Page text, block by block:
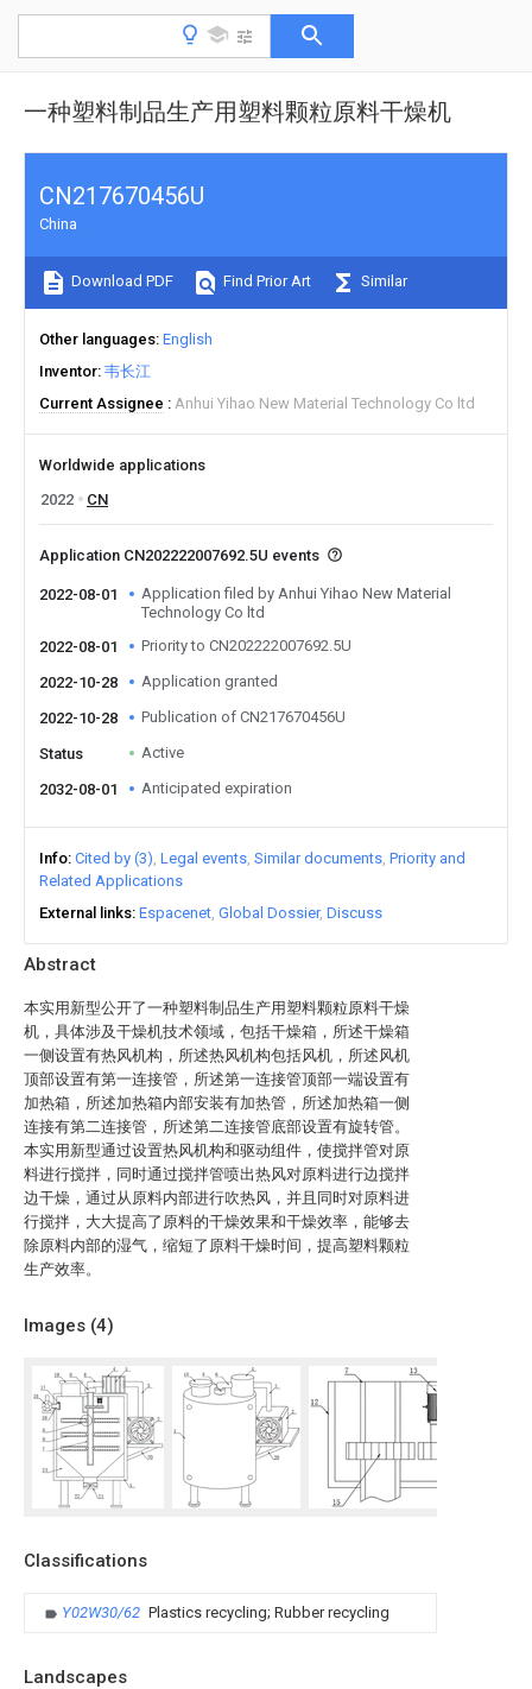
一种塑料制品生产用塑料颗粒原料干燥机
Abstract
本实用新型公开了一种塑料制品生产用塑料颗粒原料干燥
机，具体涉及干燥机技术领域，包括干燥箱，所述干燥箱
一侧设置有热风机构，所述热风机构包括风机，所述风机
顶部设置有第一连接管，所述第一连接管顶部一端设置有
加热箱，所述加热箱内部安装有加热管，所述加热箱一侧
连接有第二连接管，所述第二连接管底部设置有旋转管。
本实用新型通过设置热风机构和驱动组件，使搅拌管对原
料进行搅拌，同时通过搅拌管喷出热风对原料进行边搅拌
边干燥，通过从原料内部进行吹热风，并且同时对原料进
行搅拌，大大提高了原料的干燥效果和干燥效率，能够去
除原料内部的湿气，缩短了原料干燥时间，提高塑料颗粒
生产效率。
Images (4)
Classifications
Y02W30/62 Plastics recycling; Rubber recycling
Landscapes
CN217670456U
China
Download PDF Find Prior Art Similar
Other languages English
Inventor 韦长江
Current Assignee
Anhui Yihao New Material Technology Co ltd
Worldwide applications
2022
CN
Application CN202222007692.5U events
2022-08-01
Application filed by Anhui Yihao New Material
Technology Co ltd
2022-08-01
Priority to CN202222007692.5U
2022-10-28 Application granted
2022-10-28 Publication of CN217670456U
Status Active
2032-08-01 Anticipated expiration
Info Cited by (3) Legal events Similar documents Priority and
Related Applications
External links Espacenet Global Dossier Discuss